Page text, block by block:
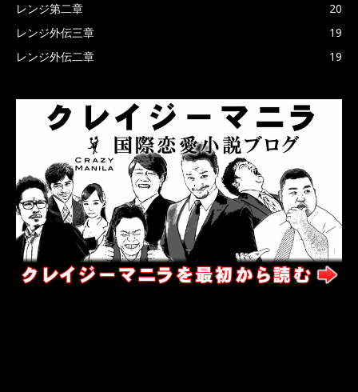
レンジ第二章
20
レンジ外伝三章
19
レンジ外伝二章
19